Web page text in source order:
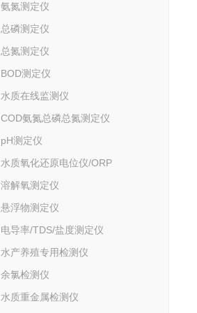
氨氮测定仪
总磷测定仪
总氮测定仪
BOD测定仪
水质在线监测仪
COD氨氮总磷总氮测定仪
pH测定仪
水质氧化还原电位仪/ORP
溶解氧测定仪
悬浮物测定仪
电导率/TDS/盐度测定仪
水产养殖专用检测仪
余氯检测仪
水质重金属检测仪